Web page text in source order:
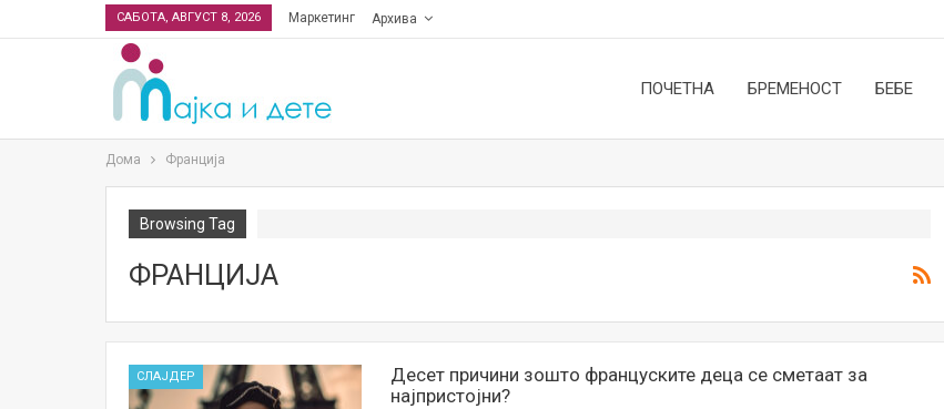
САБОТА, АВГУСТ 8, 2026 Маркетинг Архива
ПОЧЕТНА БРЕМЕНОСТ БЕБЕ
Дома Франција
Browsing Tag
ФРАНЦИЈА
СЛАЈДЕР
Десет причини зошто француските деца се сметаат за
најпристојни?